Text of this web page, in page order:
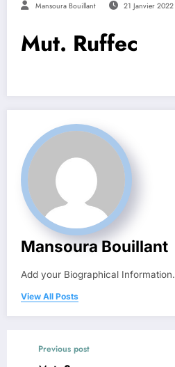
Mansoura Bouillant 21 Janvier 2022
Mut. Ruffec
Mansoura Bouillant
Add your Biographical Information.
View All Posts
Previous post